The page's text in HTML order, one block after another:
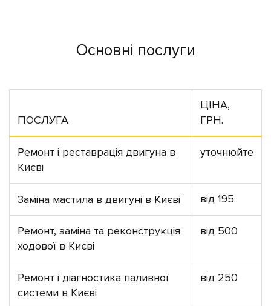
Основні послуги
ПОСЛУГА
ЦІНА,
ГРН.
Ремонт і реставрація двигуна в
Києві
уточнюйте
Заміна мастила в двигуні в Києві від 195
Ремонт, заміна та реконструкція
ходової в Києві
від 500
Ремонт і діагностика паливної
системи в Києві
від 250